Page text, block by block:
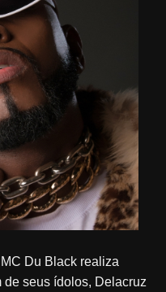
seus ídolos, Delacruz